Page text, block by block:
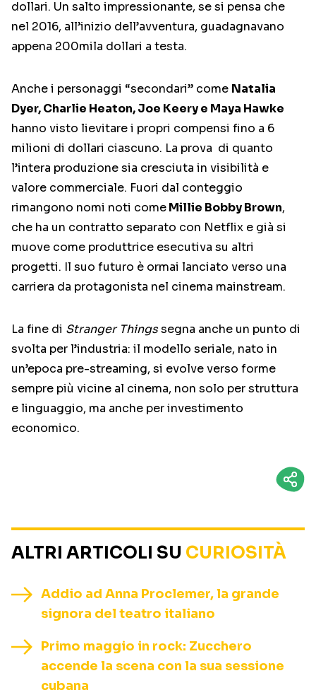
dollari. Un salto impressionante, se si pensa che
nel 2016, all’inizio dell’avventura, guadagnavano
appena 200mila dollari a testa.
Anche i personaggi “secondari” come Natalia
Dyer, Charlie Heaton, Joe Keery e Maya Hawke
hanno visto lievitare i propri compensi fino a 6
milioni di dollari ciascuno. La prova di quanto
l’intera produzione sia cresciuta in visibilità e
valore commerciale. Fuori dal conteggio
rimangono nomi noti comeMillie Bobby Brown,
che ha un contratto separato con Netflix e già si
muove come produttrice esecutiva su altri
progetti. Il suo futuro è ormai lanciato verso una
carriera da protagonista nel cinema mainstream.
La fine di Stranger Thingssegna anche un punto di
svolta per l’industria: il modello seriale, nato in
un’epoca pre-streaming, si evolve verso forme
sempre più vicine al cinema, non solo per struttura
e linguaggio, ma anche per investimento
economico.
ALTRI ARTICOLI SU CURIOSITÀ
Addio ad Anna Proclemer, la grande
signora del teatro italiano
Primo maggio in rock: Zucchero
accende la scena con la sua sessione
cubana